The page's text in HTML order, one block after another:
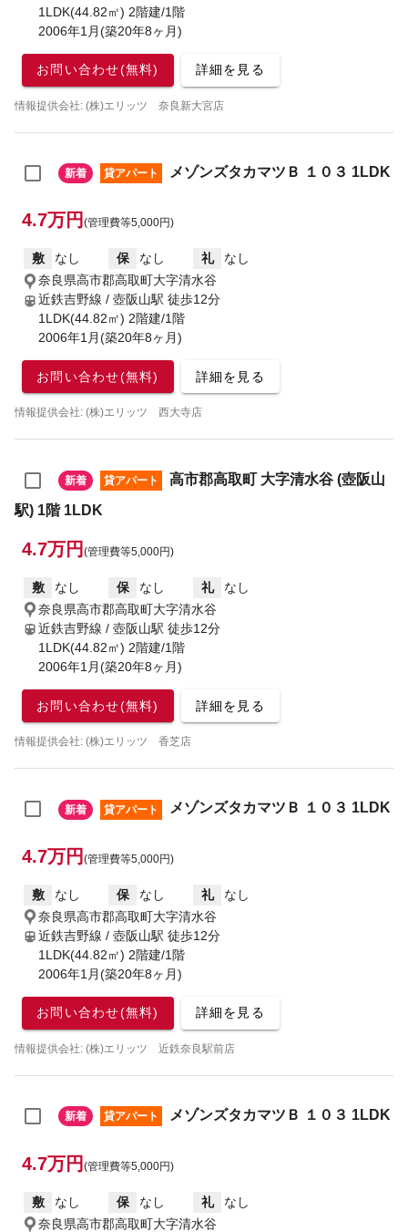
1LDK(44.82㎡) 2階建/1階
2006年1月(築20年8ヶ月)
お問い合わせ(無料) 詳細を見る
情報提供会社: (株)エリッツ 奈良新大宮店
新着 貸アパート メゾンズタカマツＢ １０３ 1LDK
4.7万円 (管理費等5,000円)
敷 なし 保 なし 礼
なし
奈良県高市郡高取町大字清水谷
近鉄吉野線 / 壺阪山駅 徒歩12分
1LDK(44.82㎡) 2階建/1階
2006年1月(築20年8ヶ月)
お問い合わせ(無料) 詳細を見る
情報提供会社: (株)エリッツ 西大寺店
新着 貸アパート
高市郡高取町 大字清水谷 (壺阪山
駅) 1階 1LDK
4.7万円 (管理費等5,000円)
敷 なし 保 なし 礼
なし
奈良県高市郡高取町大字清水谷
近鉄吉野線 / 壺阪山駅 徒歩12分
1LDK(44.82㎡) 2階建/1階
2006年1月(築20年8ヶ月)
お問い合わせ(無料) 詳細を見る
情報提供会社: (株)エリッツ 香芝店
新着 貸アパート メゾンズタカマツＢ １０３ 1LDK
4.7万円 (管理費等5,000円)
敷 なし 保 なし 礼
なし
奈良県高市郡高取町大字清水谷
近鉄吉野線 / 壺阪山駅 徒歩12分
1LDK(44.82㎡) 2階建/1階
2006年1月(築20年8ヶ月)
お問い合わせ(無料) 詳細を見る
情報提供会社: (株)エリッツ 近鉄奈良駅前店
新着 貸アパート メゾンズタカマツＢ １０３ 1LDK
4.7万円 (管理費等5,000円)
敷 なし 保 なし 礼
なし
奈良県高市郡高取町大字清水谷